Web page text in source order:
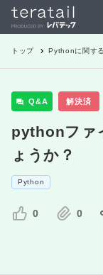
トップ Pythonに関す
Q&A 解決済
pythonファ
ょうか？
Python
0 0